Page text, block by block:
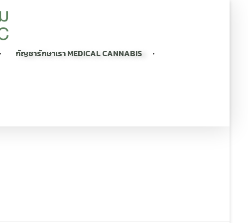
กัญชารักษาเรา MEDICAL CANNABIS